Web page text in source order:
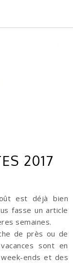
2017
est déjà bien
fasse un article
semaines.
de près ou de
sont en
ends et des